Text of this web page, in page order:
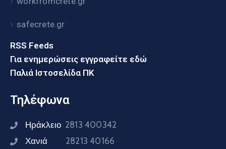
safecrete.gr
RSS Feeds
Για ενημερώσεις εγγραφείτε εδώ
Παλιά Ιστοσελίδα ΠΚ
Τηλέφωνα
Ηράκλειο 2813 400342
Χανιά 28213 40166